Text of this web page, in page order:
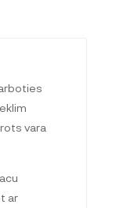
vara
ar